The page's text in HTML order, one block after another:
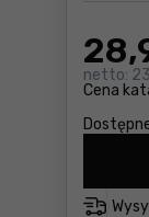
Cena
28
netto: